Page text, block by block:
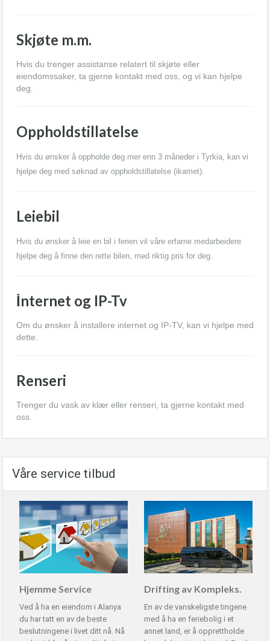
Skjøte m.m.
Hvis du trenger assistanse relatert til skjøte eller
eiendomssaker, ta gjerne kontakt med oss, og vi kan hjelpe
deg.
Oppholdstillatelse
Hvis du ønsker å oppholde deg mer enn 3 måneder i Tyrkia, kan vi
hjelpe deg med søknad av oppholdstillatelse (ikamet).
Leiebil
Hvis du ønsker å leie en bil i ferien vil våre erfarne medarbeidere
hjelpe deg å finne den rette bilen, med riktig pris for deg.
İnternet og IP-Tv
Om du ønsker å installere internet og IP-TV, kan vi hjelpe med
dette.
Renseri
Trenger du vask av klær eller renseri, ta gjerne kontakt med
oss.
Våre service tilbud
Hjemme Service
Ved å ha en eiendom i Alanya
du har tatt en av de beste
beslutningene i livet ditt nå. Nå
Drifting av Kompleks.
En av de vanskeligste tingene
med å ha en feriebolig i et
annet land, er å opprettholde